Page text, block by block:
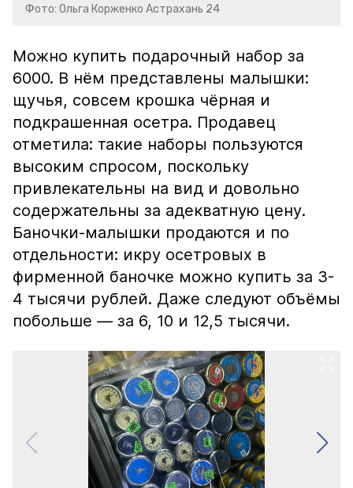
Фото: Ольга Корженко Астрахань 24
Можно купить подарочный набор за
6000. В нём представлены малышки:
щучья, совсем крошка чёрная и
подкрашенная осетра. Продавец
отметила: такие наборы пользуются
высоким спросом, поскольку
привлекательны на вид и довольно
содержательны за адекватную цену.
Баночки-малышки продаются и по
отдельности: икру осетровых в
фирменной баночке можно купить за 3-
4 тысячи рублей. Даже следуют объёмы
побольше — за 6, 10 и 12,5 тысячи.